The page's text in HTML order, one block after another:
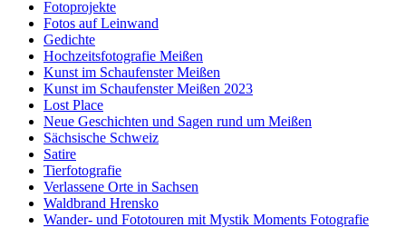
Fotoprojekte
Fotos auf Leinwand
Gedichte
Hochzeitsfotografie Meißen
Kunst im Schaufenster Meißen
Kunst im Schaufenster Meißen 2023
Lost Place
Neue Geschichten und Sagen rund um Meißen
Sächsische Schweiz
Satire
Tierfotografie
Verlassene Orte in Sachsen
Waldbrand Hrensko
Wander- und Fototouren mit Mystik Moments Fotografie